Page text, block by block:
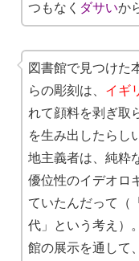
つもなく ダサいか
図書館で見つけた
らの彫刻は、 イギ
れて顔料を剥ぎ取
を生み出したらし
地主義者は、純粋
優位性のイデオロ
ていたんだって（
代」という考え）
館の展示を通して